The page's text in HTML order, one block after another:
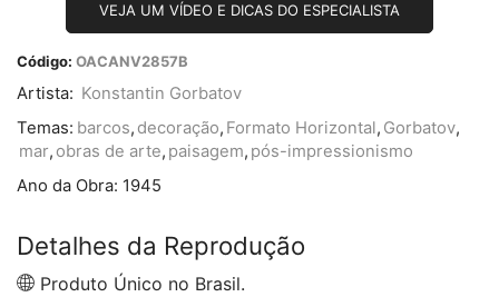
VEJA UM VÍDEO E DICAS DO ESPECIALISTA
Código: OACANV2857B
Artista: Konstantin Gorbatov
Temas: barcos, decoração, Formato Horizontal, Gorbatov,
mar, obras de arte, paisagem, pós-impressionismo
Ano da Obra: 1945
Detalhes da Reprodução
Produto Único no Brasil.